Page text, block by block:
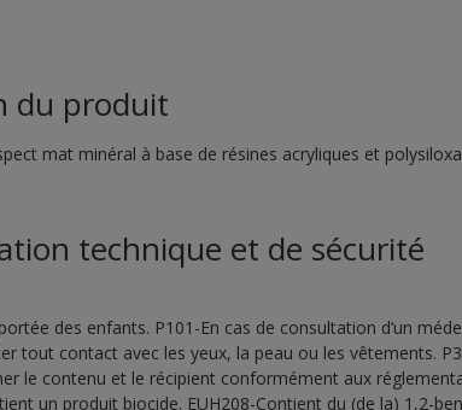
du produit
mat minéral à base de résines acryliques et
technique et de sécurité
des enfants. P101-En cas de consultation d’un
tout contact avec les yeux, la peau ou les vêtements.
le contenu et le récipient conformément aux
un produit biocide. EUH208-Contient du (de la) 1,2-